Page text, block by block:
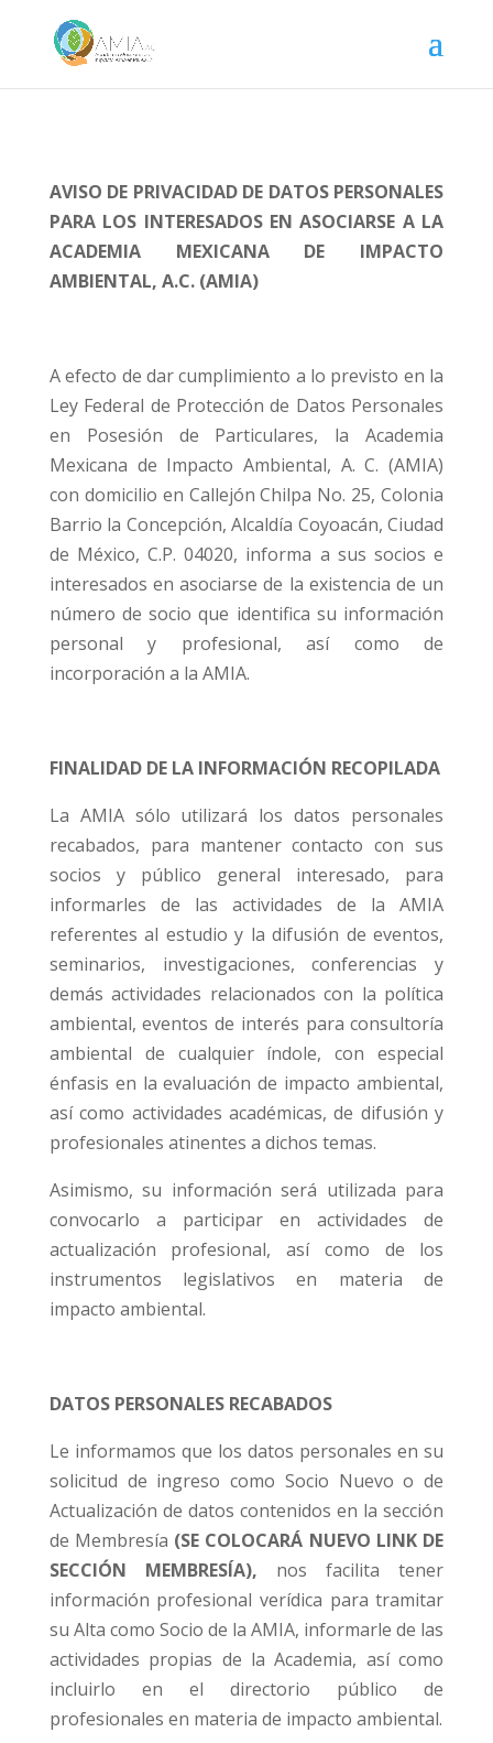
AVISO DE PRIVACIDAD DE DATOS PERSONALES
PARA LOS INTERESADOS EN ASOCIARSE A LA
ACADEMIA MEXICANA DE IMPACTO
AMBIENTAL, A.C. (AMIA)
A efecto de dar cumplimiento a lo previsto en la
Ley Federal de Protección de Datos Personales
en Posesión de Particulares, la Academia
Mexicana de Impacto Ambiental, A. C. (AMIA)
con domicilio en Callejón Chilpa No. 25, Colonia
Barrio la Concepción, Alcaldía Coyoacán, Ciudad
de México, C.P. 04020, informa a sus socios e
interesados en asociarse de la existencia de un
número de socio que identifica su información
personal y profesional, así como de
incorporación a la AMIA.
FINALIDAD DE LA INFORMACIÓN RECOPILADA
La AMIA sólo utilizará los datos personales
recabados, para mantener contacto con sus
socios y público general interesado, para
informarles de las actividades de la AMIA
referentes al estudio y la difusión de eventos,
seminarios, investigaciones, conferencias y
demás actividades relacionados con la política
ambiental, eventos de interés para consultoría
ambiental de cualquier índole, con especial
énfasis en la evaluación de impacto ambiental,
así como actividades académicas, de difusión y
profesionales atinentes a dichos temas.
Asimismo, su información será utilizada para
convocarlo a participar en actividades de
actualización profesional, así como de los
instrumentos legislativos en materia de
impacto ambiental.
DATOS PERSONALES RECABADOS
Le informamos que los datos personales en su
solicitud de ingreso como Socio Nuevo o de
Actualización de datos contenidos en la sección
de Membresía (SE COLOCARÁ NUEVO LINK DE
SECCIÓN MEMBRESÍA), nos facilita tener
información profesional verídica para tramitar
su Alta como Socio de la AMIA, informarle de las
actividades propias de la Academia, así como
incluirlo en el directorio público de
profesionales en materia de impacto ambiental.